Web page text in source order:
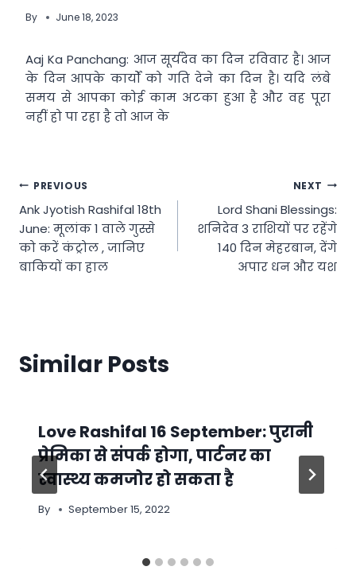
By June 18, 2023
Aaj Ka Panchang: आज सूर्यदेव का दिन रविवार है। आज
के दिन आपके कार्यों को गति देने का दिन है। यदि लंबे
समय से आपका कोई काम अटका हुआ है और वह पूरा
नहीं हो पा रहा है तो आज के
Post
navigation
PREVIOUS
Ank Jyotish Rashifal 18th
June: मूलांक 1 वाले गुस्से
को करें कंट्रोल , जानिए
बाकियों का हाल
NEXT
Lord Shani Blessings:
शनिदेव 3 राशियों पर रहेंगे
140 दिन मेहरबान, देंगे
अपार धन और यश
Similar Posts
Love Rashifal 16 September: पुरानी
प्रेमिका से संपर्क होगा, पार्टनर का
स्वास्थ्य कमजोर हो सकता है
By September 15, 2022